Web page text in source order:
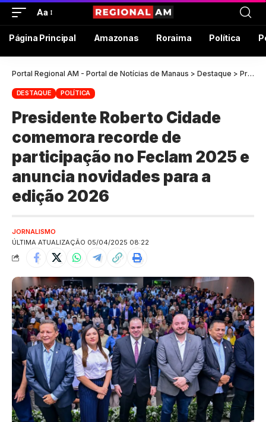
Aa
Página Principal Amazonas Roraima Política
Portal Regional AM - Portal de Notícias de Manaus > Destaque > Presidente Roberto Cidade comemora recorde de participação no Feclam 2025 e anuncia novidades para a edição 2026
DESTAQUE POLÍTICA
Presidente Roberto Cidade
comemora recorde de
participação no Feclam 2025 e
anuncia novidades para a
edição 2026
ÚLTIMA ATUALIZAÇÃO 05/04/2025 08:22
JORNALISMO